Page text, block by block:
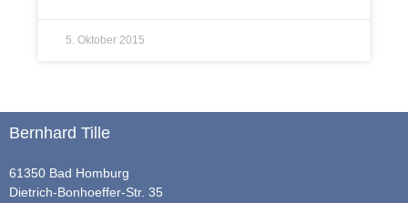
5. Oktober 2015
Bernhard Tille
61350 Bad Homburg
Dietrich-Bonhoeffer-Str. 35